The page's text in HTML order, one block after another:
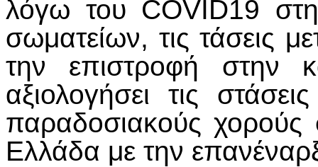
λόγω του COVID19 στη
σωματείων, τις τάσεις
την επιστροφή στην
αξιολογήσει τις
παραδοσιακούς χορούς
Ελλάδα με την